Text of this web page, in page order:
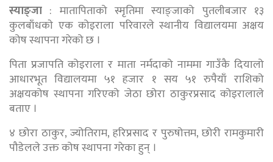
स्याङ्जा : मातापिताको स्मृतिमा स्याङ्जाको पुतलीबजार १३
कुलबाँधकाे एक कोइराला परिवारले स्थानीय विद्यालयमा अक्षय
कोष स्थापना गरेको छ ।
पिता प्रजापति कोइराला र माता नर्मदाको नाममा गाउँकै दियालो
आधारभूत विद्यालयमा ५१ हजार १ सय ५१ रुपैयाँ राशिको
अक्षयकोष स्थापना गरिएको जेठा छोरा ठाकुरप्रसाद कोइरालाले
बताए ।
४ छोरा ठाकुर, ज्योतिराम, हरिप्रसाद र पुरुषोत्तम, छोरी रामकुमारी
पौडेलले उक्त कोष स्थापना गरेका हुन् ।